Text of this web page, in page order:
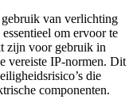
van verlichting
om ervoor te
zijn voor gebruik in
vereiste IP-normen. Dit
die
componenten.